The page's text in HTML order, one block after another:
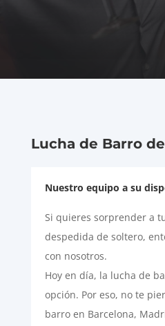
Lucha de Barro
Nuestro equipo a su
Si quieres sorprender a
despedida de soltero,
con nosotros.
Hoy en día, la lucha de
opción. Por eso, no te
barro en Barcelona,